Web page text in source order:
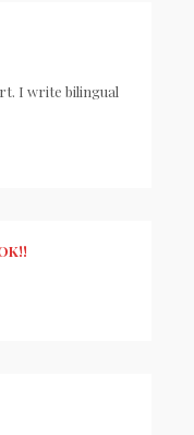
I write bilingual